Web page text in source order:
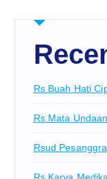
Rs Buah Hati
Rs Mata Undaan
Rsud